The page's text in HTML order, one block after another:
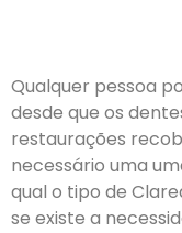
Qualquer pessoa
desde que os
restaurações
necessário uma
qual o tipo de
se existe a